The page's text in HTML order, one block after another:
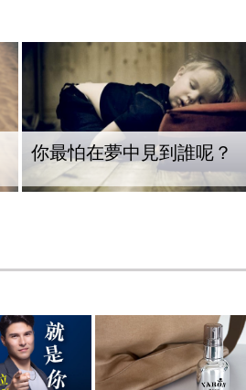
你最怕在夢中見到誰呢？